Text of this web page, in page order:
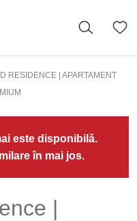
RESIDENCE | APARTAMENT
este disponibilă.
în mai jos.
|